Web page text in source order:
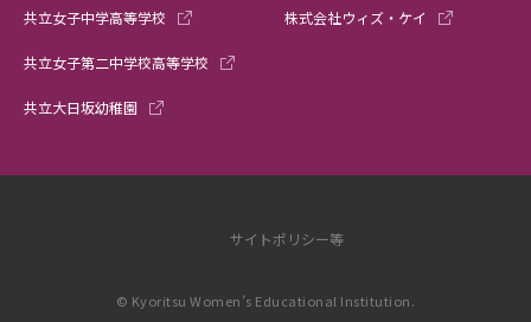
共立女子中学高等学校
共立女子第二中学校高等学校
共立大日坂幼稚園
株式会社ウィズ・ケイ
© Kyoritsu Women’s Educational Institution.
サイトポリシー等